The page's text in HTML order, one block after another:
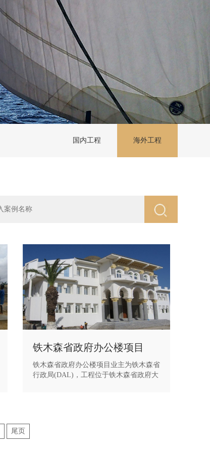
国内工程 海外工程
铁木森省政府办公楼项目
铁木森省政府办公楼项目业主为铁木森省
行政局(DAL)，工程位于铁木森省政府大
尾页